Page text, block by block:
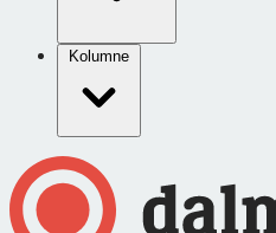
Kolumne